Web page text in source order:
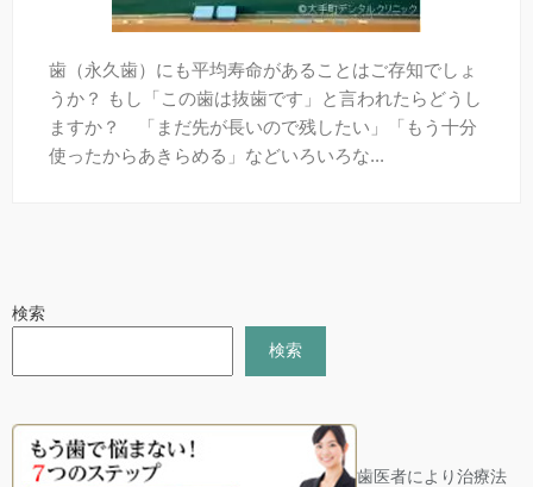
歯（永久歯）にも平均寿命があることはご存知でしょ
うか？ もし「この歯は抜歯です」と言われたらどうし
ますか？ 「まだ先が長いので残したい」「もう十分
使ったからあきらめる」などいろいろな...
検索
検索
歯医者により治療法